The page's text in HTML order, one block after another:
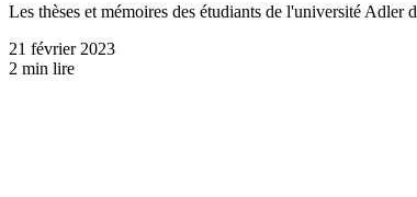
Les thèses et mémoires des étudiants de l'université Adler
21 février 2023
2 min lire